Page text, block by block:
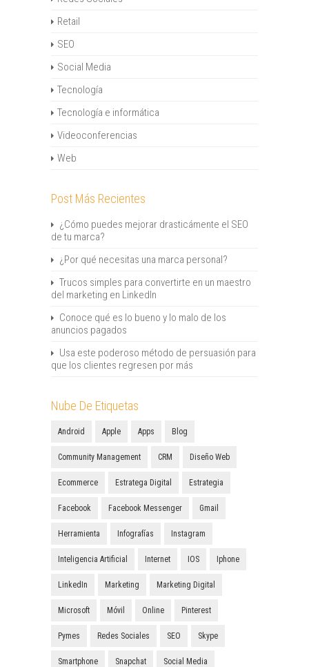
Retail
SEO
Social Media
Tecnología
Tecnología e informática
Videoconferencias
Web
Post Más Recientes
¿Cómo puedes mejorar drasticámente el SEO
de tu marca?
¿Por qué necesitas una marca personal?
Trucos simples para convertirte en un maestro
del marketing en LinkedIn
Conoce qué es lo bueno y lo malo de los
anuncios pagados
Usa este poderoso método de persuasión para
que los clientes regresen por más
Nube De Etiquetas
Android Apple Apps Blog
Community Management CRM Diseño Web
Ecommerce Estratega Digital Estrategia
Facebook Facebook Messenger Gmail
Herramienta Infografías Instagram
Inteligencia Artificial Internet IOS Iphone
LinkedIn Marketing Marketing Digital
Microsoft Móvil Online Pinterest
Pymes Redes Sociales SEO Skype
Smartphone Snapchat Social Media